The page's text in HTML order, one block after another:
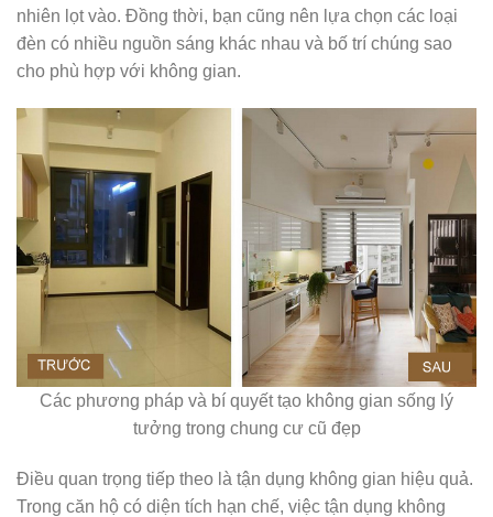
nhiên lọt vào. Đồng thời, bạn cũng nên lựa chọn các loại
đèn có nhiều nguồn sáng khác nhau và bố trí chúng sao
cho phù hợp với không gian.
Các phương pháp và bí quyết tạo không gian sống lý
tưởng trong chung cư cũ đẹp
Điều quan trọng tiếp theo là tận dụng không gian hiệu quả.
Trong căn hộ có diện tích hạn chế, việc tận dụng không